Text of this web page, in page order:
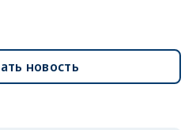
новость